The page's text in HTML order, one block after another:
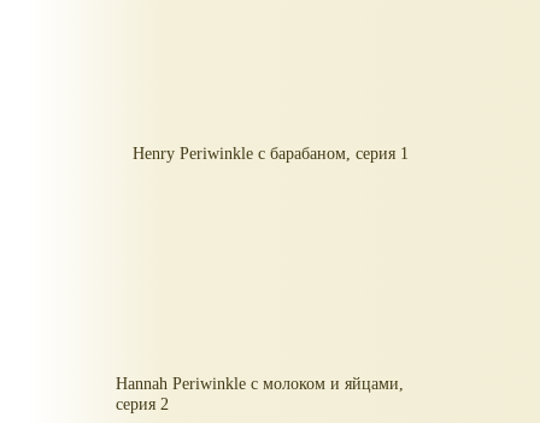
Henry Periwinkle с барабаном, серия 1
Hannah Periwinkle с молоком и яйцами,
серия 2